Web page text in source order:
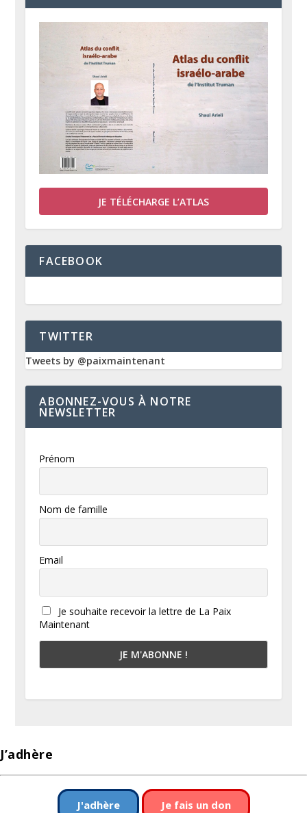
JE TÉLÉCHARGE L’ATLAS
FACEBOOK
TWITTER
Tweets by @paixmaintenant
ABONNEZ-VOUS À NOTRE
NEWSLETTER
Prénom
Nom de famille
Email
Je souhaite recevoir la lettre de La Paix
Maintenant
J’adhère
J'adhère Je fais un don